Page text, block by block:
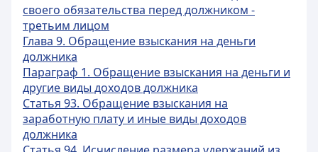
своего обязательства перед должником -
третьим лицом
Глава 9. Обращение взыскания на деньги
должника
Параграф 1. Обращение взыскания на деньги и
другие виды доходов должника
Статья 93. Обращение взыскания на
заработную плату и иные виды доходов
должника